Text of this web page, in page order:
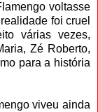
voltasse
foi cruel
várias vezes,
Zé Roberto,
para a história
viveu ainda